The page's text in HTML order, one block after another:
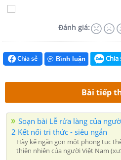
Đánh giá:
Chia sẻ Bình luận Chia
Bài tiếp
Soạn bài Lễ rửa làng của
2 Kết nối tri thức - siêu ngắn
Hãy kể ngắn gọn một phong tục
thiên nhiên của người Việt Nam